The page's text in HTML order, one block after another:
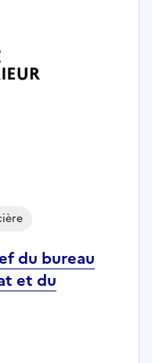
du bureau
et du